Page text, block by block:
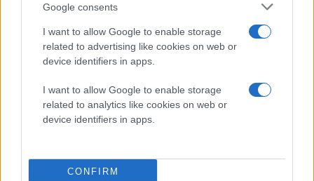
Google consents
I want to allow Google to enable storage
related to advertising like cookies on web or
device identifiers in apps.
I want to allow Google to enable storage
related to analytics like cookies on web or
device identifiers in apps.
CONFIRM
Διαβάστε περισσότερα
Θερινό φρένο στην